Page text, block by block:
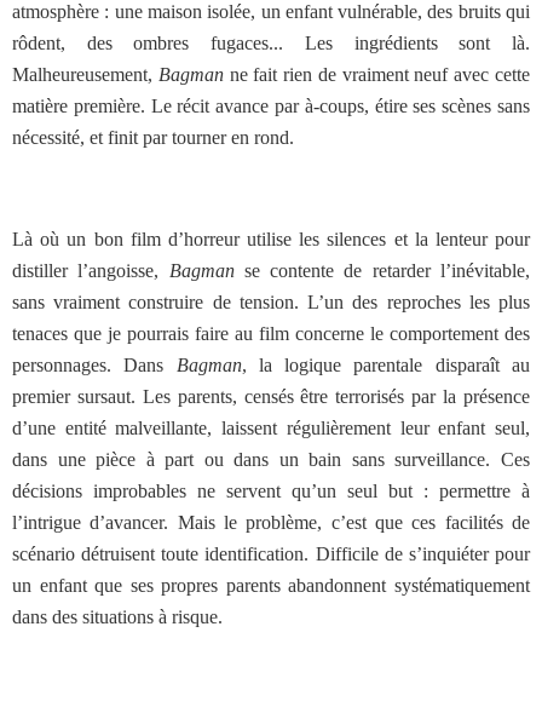
atmosphère : une maison isolée, un enfant vulnérable, des bruits qui
rôdent, des ombres fugaces... Les ingrédients sont là.
Malheureusement, Bagmanne fait rien de vraiment neuf avec cette
matière première. Le récit avance par à-coups, étire ses scènes sans
nécessité, et finit par tourner en rond.
Là où un bon film d’horreur utilise les silences et la lenteur pour
distiller l’angoisse, Bagmanse contente de retarder l’inévitable,
sans vraiment construire de tension. L’un des reproches les plus
tenaces que je pourrais faire au film concerne le comportement des
personnages. Dans Bagman, la logique parentale disparaît au
premier sursaut. Les parents, censés être terrorisés par la présence
d’une entité malveillante, laissent régulièrement leur enfant seul,
dans une pièce à part ou dans un bain sans surveillance. Ces
décisions improbables ne servent qu’un seul but : permettre à
l’intrigue d’avancer. Mais le problème, c’est que ces facilités de
scénario détruisent toute identification. Difficile de s’inquiéter pour
un enfant que ses propres parents abandonnent systématiquement
dans des situations à risque.